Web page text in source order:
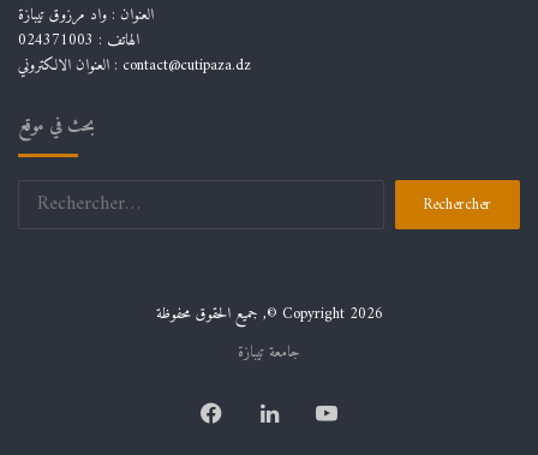
العنوان : واد مرزوق تيبازة
الهاتف : 024371003
العنوان الالكتروني : contact@cutipaza.dz
بحث في موقع
Rechercher :
جميع الحقوق محفوظة ,© Copyright 2026
جامعة تيبازة
FacebookLinkedinYouTube